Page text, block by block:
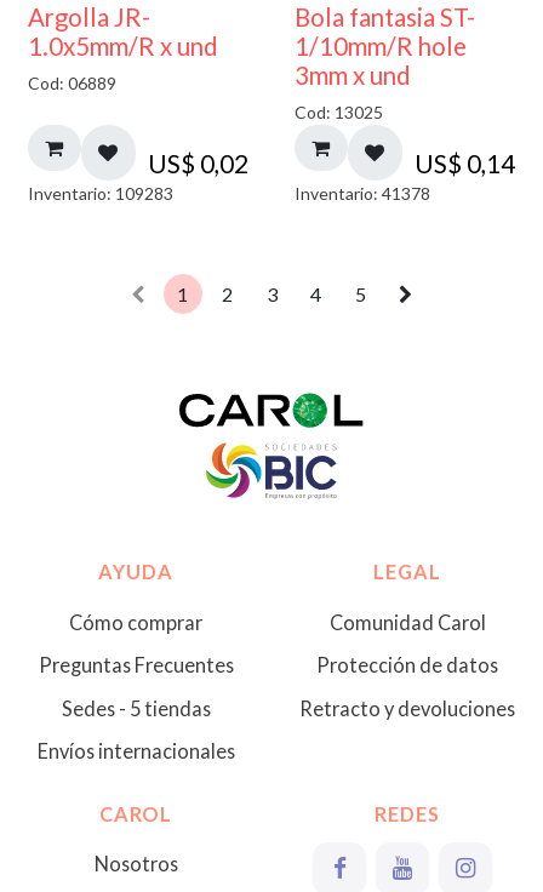
Argolla JR-
1.0x5mm/R x und
Cod: 06889
US$ 0,02
Inventario: 109283
Bola fantasia ST-
1/10mm/R hole
3mm x und
Cod: 13025
US$ 0,14
Inventario: 41378
1 2 3 4 5
AYUDA
Cómo comprar
Preguntas Frecuentes
Sedes - 5 tiendas
Envíos internacionales
LEGAL
Comunidad Carol
Protección de datos
Retracto y devoluciones
CAROL
Nosotros
REDES